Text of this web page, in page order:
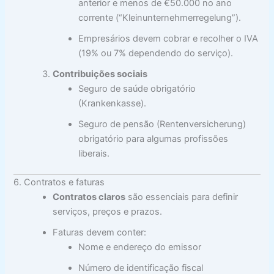
anterior e menos de €50.000 no ano
corrente (“Kleinunternehmerregelung”).
Empresários devem cobrar e recolher o IVA
(19% ou 7% dependendo do serviço).
Contribuições sociais
Seguro de saúde obrigatório
(Krankenkasse).
Seguro de pensão (Rentenversicherung)
obrigatório para algumas profissões
liberais.
6. Contratos e faturas
Contratos claros são essenciais para definir
serviços, preços e prazos.
Faturas devem conter:
Nome e endereço do emissor
Número de identificação fiscal